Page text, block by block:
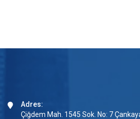
Adres:
Çiğdem Mah. 1545 Sok. No: 7